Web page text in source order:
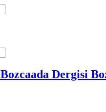
Bozcaada Dergisi